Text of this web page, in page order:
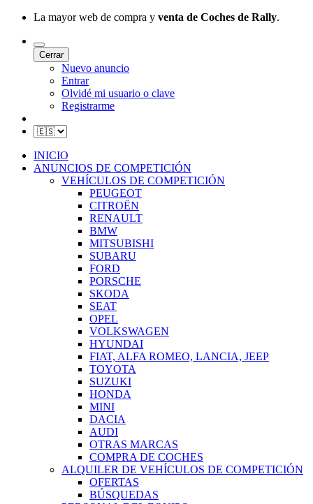
La mayor web de compra y venta de Coches de Rally.
Cerrar
Nuevo anuncio
Entrar
Olvidé mi usuario o clave
Registrarme
INICIO
ANUNCIOS DE COMPETICIÓN
VEHÍCULOS DE COMPETICIÓN
PEUGEOT
CITROËN
RENAULT
BMW
MITSUBISHI
SUBARU
FORD
PORSCHE
SKODA
SEAT
OPEL
VOLKSWAGEN
HYUNDAI
FIAT, ALFA ROMEO, LANCIA, JEEP
TOYOTA
SUZUKI
HONDA
MINI
DACIA
AUDI
OTRAS MARCAS
COMPRA DE COCHES
ALQUILER DE VEHÍCULOS DE COMPETICIÓN
OFERTAS
BÚSQUEDAS